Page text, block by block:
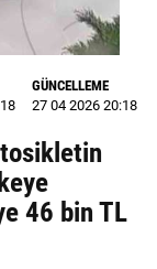
GÜNCELLEME
27 04 2026 20:18
46 bin TL